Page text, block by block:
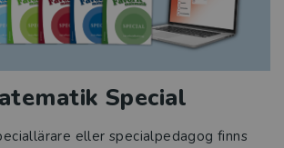
Special
eller specialpedagog finns